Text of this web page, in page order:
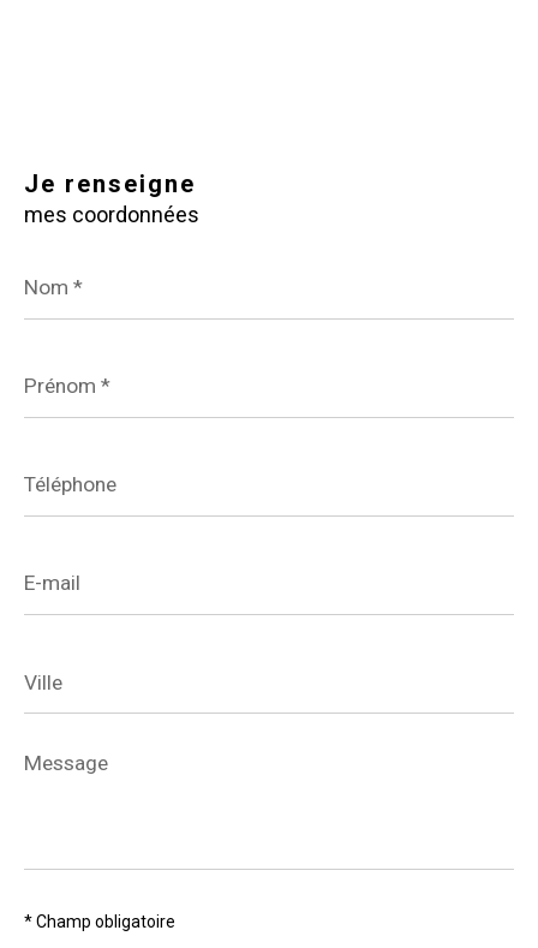
Je renseigne
mes coordonnées
*
*
mail
Message
*
* Champ obligatoire